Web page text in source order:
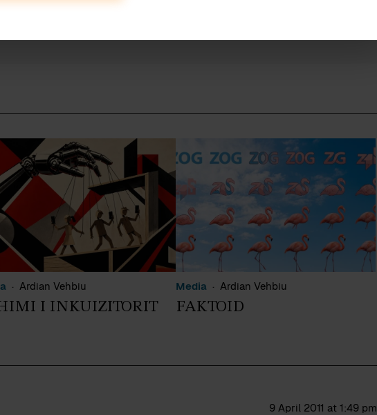
Ardian Vehbiu
I INKUIZITORIT
Media Ardian Vehbiu
FAKTOID
9 April 2011 at 1:49 pm